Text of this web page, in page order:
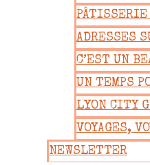
PÂTISSERIE
ADRESSES
C’EST UN
UN TEMPS
LYON CITY
VOYAGES,
NEWSLETTER